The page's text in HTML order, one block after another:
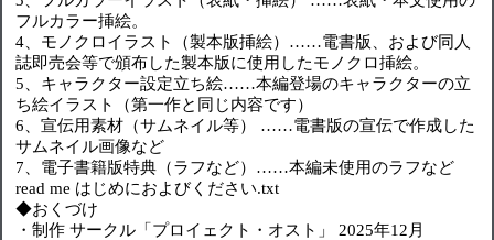
フルカラー挿絵。
4、モノクロイラスト（製本版挿絵）……電書版、および同人
誌即売会等で頒布した製本版に使用したモノクロ挿絵。
5、キャラクター設定立ち絵……本編登場のキャラクターの立
ち絵イラスト（第一作と同じ内容です）
6、宣伝用素材（サムネイル等） ……電書版の宣伝で作成した
サムネイル画像など
7、電子書籍版特典（ラフなど）……本編未使用のラフなど
read me はじめにおよびください.txt
◆おくづけ
・制作 サークル「プロイェクト・オスト」 2025年12月